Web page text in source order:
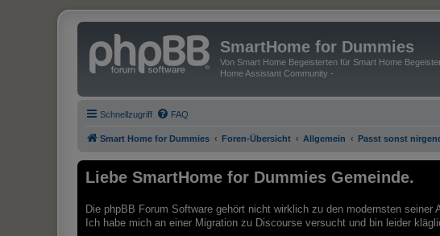
SmartHome for Dummies
Von Smart Home Begeisterten für Smart Home
Home Assistant Community -
Schnellzugriff FAQ
Smart Home for Dummies Foren-Übersicht Allgemein Passt sonst
Liebe SmartHome for Dummies Gemeinde.
Die phpBB Forum Software gehört nicht wirklich zu den modernsten seiner
Ich habe mich an einer Migration zu Discourse versucht und bin leider